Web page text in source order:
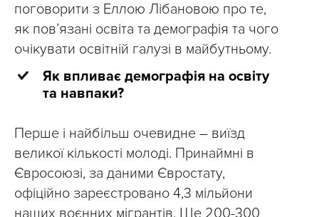
поговорити з Еллою Лібановою про те,
як пов’язані освіта та демографія та чого
очікувати освітній галузі в майбутньому.
Як впливає демографія на освіту
та навпаки?
Перше і найбільш очевидне – виїзд
великої кількості молоді. Принаймні в
Євросоюзі, за даними Євростату,
офіційно зареєстровано 4,3 мільйони
наших воєнних мігрантів. Ще 200-300